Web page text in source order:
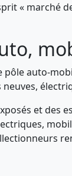
«
pôle auto-
et des